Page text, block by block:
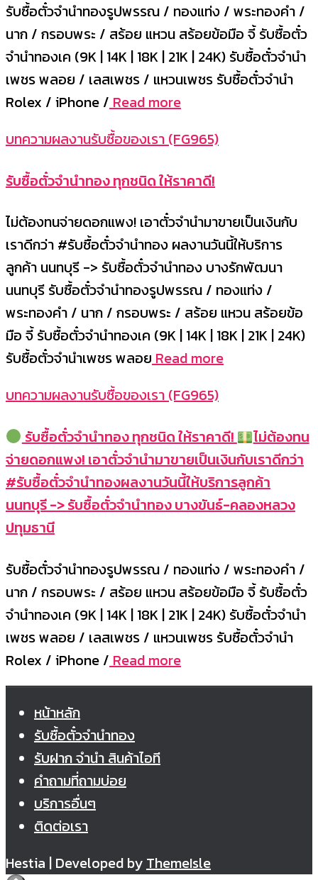
รับซื้อตั๋วจำนำทองรูปพรรณ / ทองแท่ง / พระทองคำ /
นาก / กรอบพระ / สร้อย แหวน สร้อยข้อมือ จี้ รับซื้อตั๋ว
จำนำทองเค (9K | 14K | 18K | 21K | 24K) รับซื้อตั๋วจำนำ
เพชร พลอย / เลสเพชร / แหวนเพชร รับซื้อตั๋วจำนำ
Rolex / iPhone /Read more
บทความผลงานรับซื้อของเรา (FG965)
รับซื้อตั๋วจำนำทอง ทุกชนิด ให้ราคาดี!
ไม่ต้องทนจ่ายดอกแพง! เอาตั๋วจำนำมาขายเป็นเงินกับ
เราดีกว่า #รับซื้อตั๋วจำนำทอง ผลงานวันนี้ให้บริการ
ลูกค้า นนทบุรี -> รับซื้อตั๋วจำนำทอง บางรักพัฒนา
นนทบุรี รับซื้อตั๋วจำนำทองรูปพรรณ / ทองแท่ง /
พระทองคำ / นาก / กรอบพระ / สร้อย แหวน สร้อยข้อ
มือ จี้ รับซื้อตั๋วจำนำทองเค (9K | 14K | 18K | 21K | 24K)
รับซื้อตั๋วจำนำเพชร พลอยRead more
บทความผลงานรับซื้อของเรา (FG965)
รับซื้อตั๋วจำนำทอง ทุกชนิด ให้ราคาดี!
ไม่ต้องทน
จ่ายดอกแพง! เอาตั๋วจำนำมาขายเป็นเงินกับเราดีกว่า
#รับซื้อตั๋วจำนำทองผลงานวันนี้ให้บริการลูกค้า
นนทบุรี -> รับซื้อตั๋วจำนำทอง บางขันธ์-คลองหลวง
ปทุมธานี
รับซื้อตั๋วจำนำทองรูปพรรณ / ทองแท่ง / พระทองคำ /
นาก / กรอบพระ / สร้อย แหวน สร้อยข้อมือ จี้ รับซื้อตั๋ว
จำนำทองเค (9K | 14K | 18K | 21K | 24K) รับซื้อตั๋วจำนำ
เพชร พลอย / เลสเพชร / แหวนเพชร รับซื้อตั๋วจำนำ
Rolex / iPhone / Read more
หน้าหลัก
รับซื้อตั๋วจำนำทอง
รับฝาก จำนำ สินค้าไอที
คำถามที่ถามบ่อย
บริการอื่นๆ
ติดต่อเรา
Hestia | Developed by ThemeIsle